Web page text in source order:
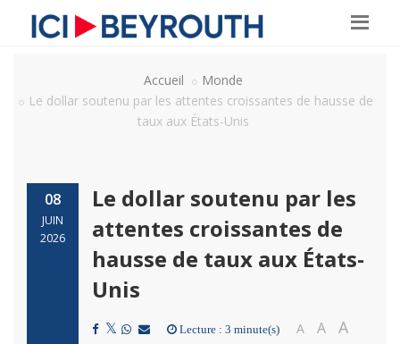
Accueil
Monde
Le dollar soutenu par les attentes croissantes de hausse de
taux aux États-Unis
08
JUIN
2026
Le dollar soutenu par les
attentes croissantes de
hausse de taux aux États-
Unis
Lecture : 3 minute(s) A A A